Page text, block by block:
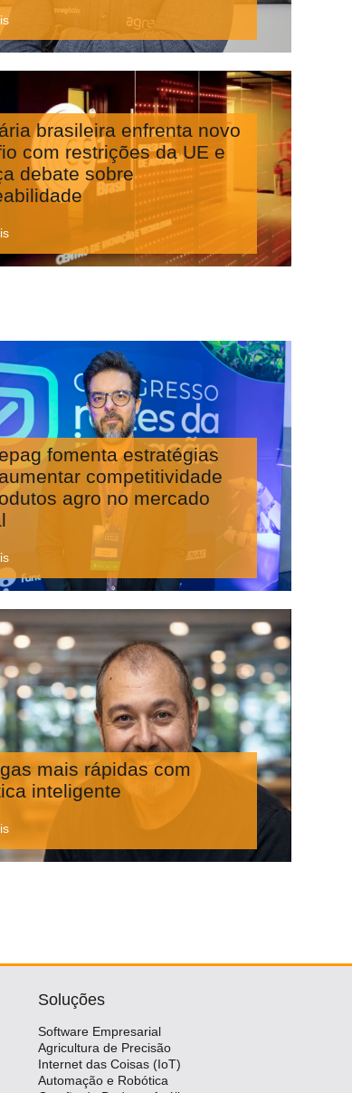
brasileira enfrenta novo
com restrições da UE e
debate sobre
fomenta estratégias
competitividade
agro no mercado
mais rápidas com
inteligente
Soluções
Software Empresarial
Agricultura de Precisão
Internet das Coisas (IoT)
Automação e Robótica